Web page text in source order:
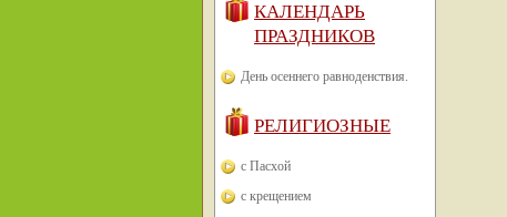
КАЛЕНДАРЬ
ПРАЗДНИКОВ
День осеннего равноденствия.
РЕЛИГИОЗНЫЕ
с Пасхой
с крещением